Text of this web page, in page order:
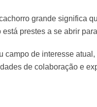
grande significa
está prestes a se abrir
campo de interesse
de colaboração e